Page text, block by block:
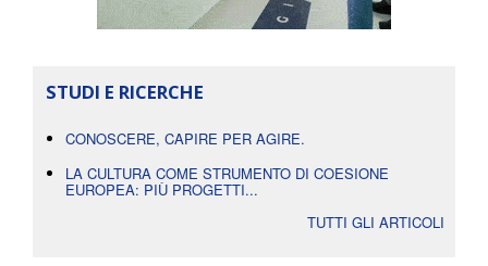
STUDI E RICERCHE
CONOSCERE, CAPIRE PER AGIRE.
LA CULTURA COME STRUMENTO DI COESIONE
EUROPEA: PIÙ PROGETTI...
TUTTI GLI ARTICOLI